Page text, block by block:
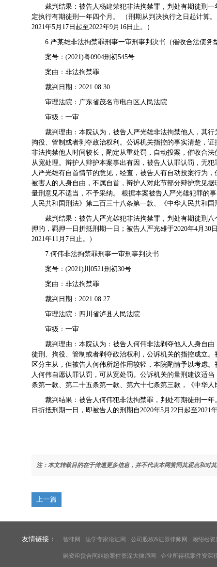
裁判结果：被告人杨建荣犯非法拘禁罪，判处有期徒刑
定执行有期徒刑一年四个月。 （刑期从判决执行之日起计算
2021年5月17日起至2022年9月16日止。）
6.严某雄非法拘禁罪刑事一审刑事判决书（催收合法债务
案号：(2021)粤0904刑初545号
案由：非法拘禁罪
裁判日期：2021.08.30
审理法院：广东省茂名市电白区人民法院
审级：一审
裁判理由：本院认为，被告人严光雄非法拘禁他人，其
拘役、管制或者剥夺政治权利。公诉机关指控的事实清楚，
非法拘禁他人时间较长，酌定从重处罚，自动投案，催收合
从宽处理。辩护人辩护本案事出有因，被告人认罪认罚，无
人严光雄有自首情节的意见，经查，被告人有自动投案行为
被害人的人身自由，不属自首，辩护人对此节部分辩护意见
量刑意见不适当，不予采纳。 根据本案被告人严光雄犯罪的
人民共和国刑法》第二百三十八条第一款、《中华人民共和
裁判结果：被告人严光雄犯非法拘禁罪，判处有期徒刑
押的，羁押一日折抵刑期一日；被告人严光雄于2020年4月30
2021年11月7日止。）
7.何伟非法拘禁罪刑事一审刑事判决书
案号：(2021)川0521刑初30号
案由：非法拘禁罪
裁判日期：2021.08.27
审理法院：四川省泸县人民法院
审级：一审
裁判理由：本院认为：被告人何伟非法剥夺他人人身自
徒刑、拘役、管制或者剥夺政治权利，公诉机关的指控成立
区分主从，但被告人何伟所起作用较轻，本院酌情予以考虑
人何伟自愿认罪认罚，可从宽处罚。公诉机关的量刑建议适
条第一款、第二十五条第一款、第六十七条第三款，《中华
裁判结果：被告人何伟犯非法拘禁罪，判处有期徒刑一
日折抵刑期一日，即被告人的刑期自2020年5月22日起至2021
注：本文转载目的在于传递更多信息，并不代表本网赞同其观点和对
上一篇
友情链接： 智律网 法学专家论证网 公司股权&证券律师网 赖绍松资
融资租赁合同纠纷案件资深大律师网 企业所得税案件资深